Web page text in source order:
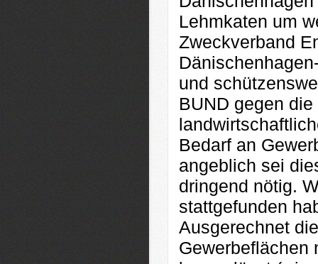
Lehmkaten um
Zweckverband
und
BUND gegen
Bedarf an
angeblich sei
dringend nötig.
stattgefunden
Ausgerechnet
Gewerbeflächen